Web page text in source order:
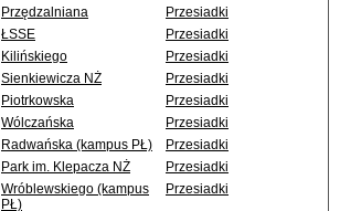
Przędzalniana
Przesiadki
ŁSSE
Przesiadki
Kilińskiego
Przesiadki
Sienkiewicza NŻ
Przesiadki
Piotrkowska
Przesiadki
Wólczańska
Przesiadki
Radwańska (kampus PŁ)
Przesiadki
Park im. Klepacza NŻ
Przesiadki
Wróblewskiego (kampus
PŁ)
Przesiadki